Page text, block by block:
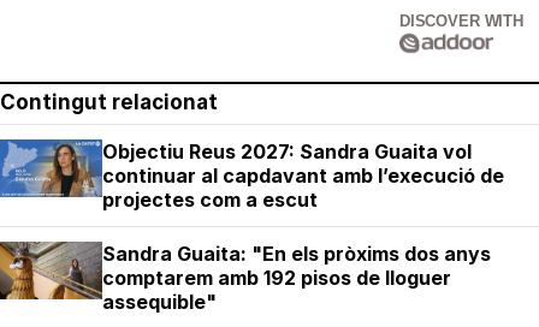
DISCOVER WITH
Contingut relacionat
Objectiu Reus 2027: Sandra Guaita vol
continuar al capdavant amb l’execució de
projectes com a escut
Sandra Guaita: "En els pròxims dos anys
comptarem amb 192 pisos de lloguer
assequible"